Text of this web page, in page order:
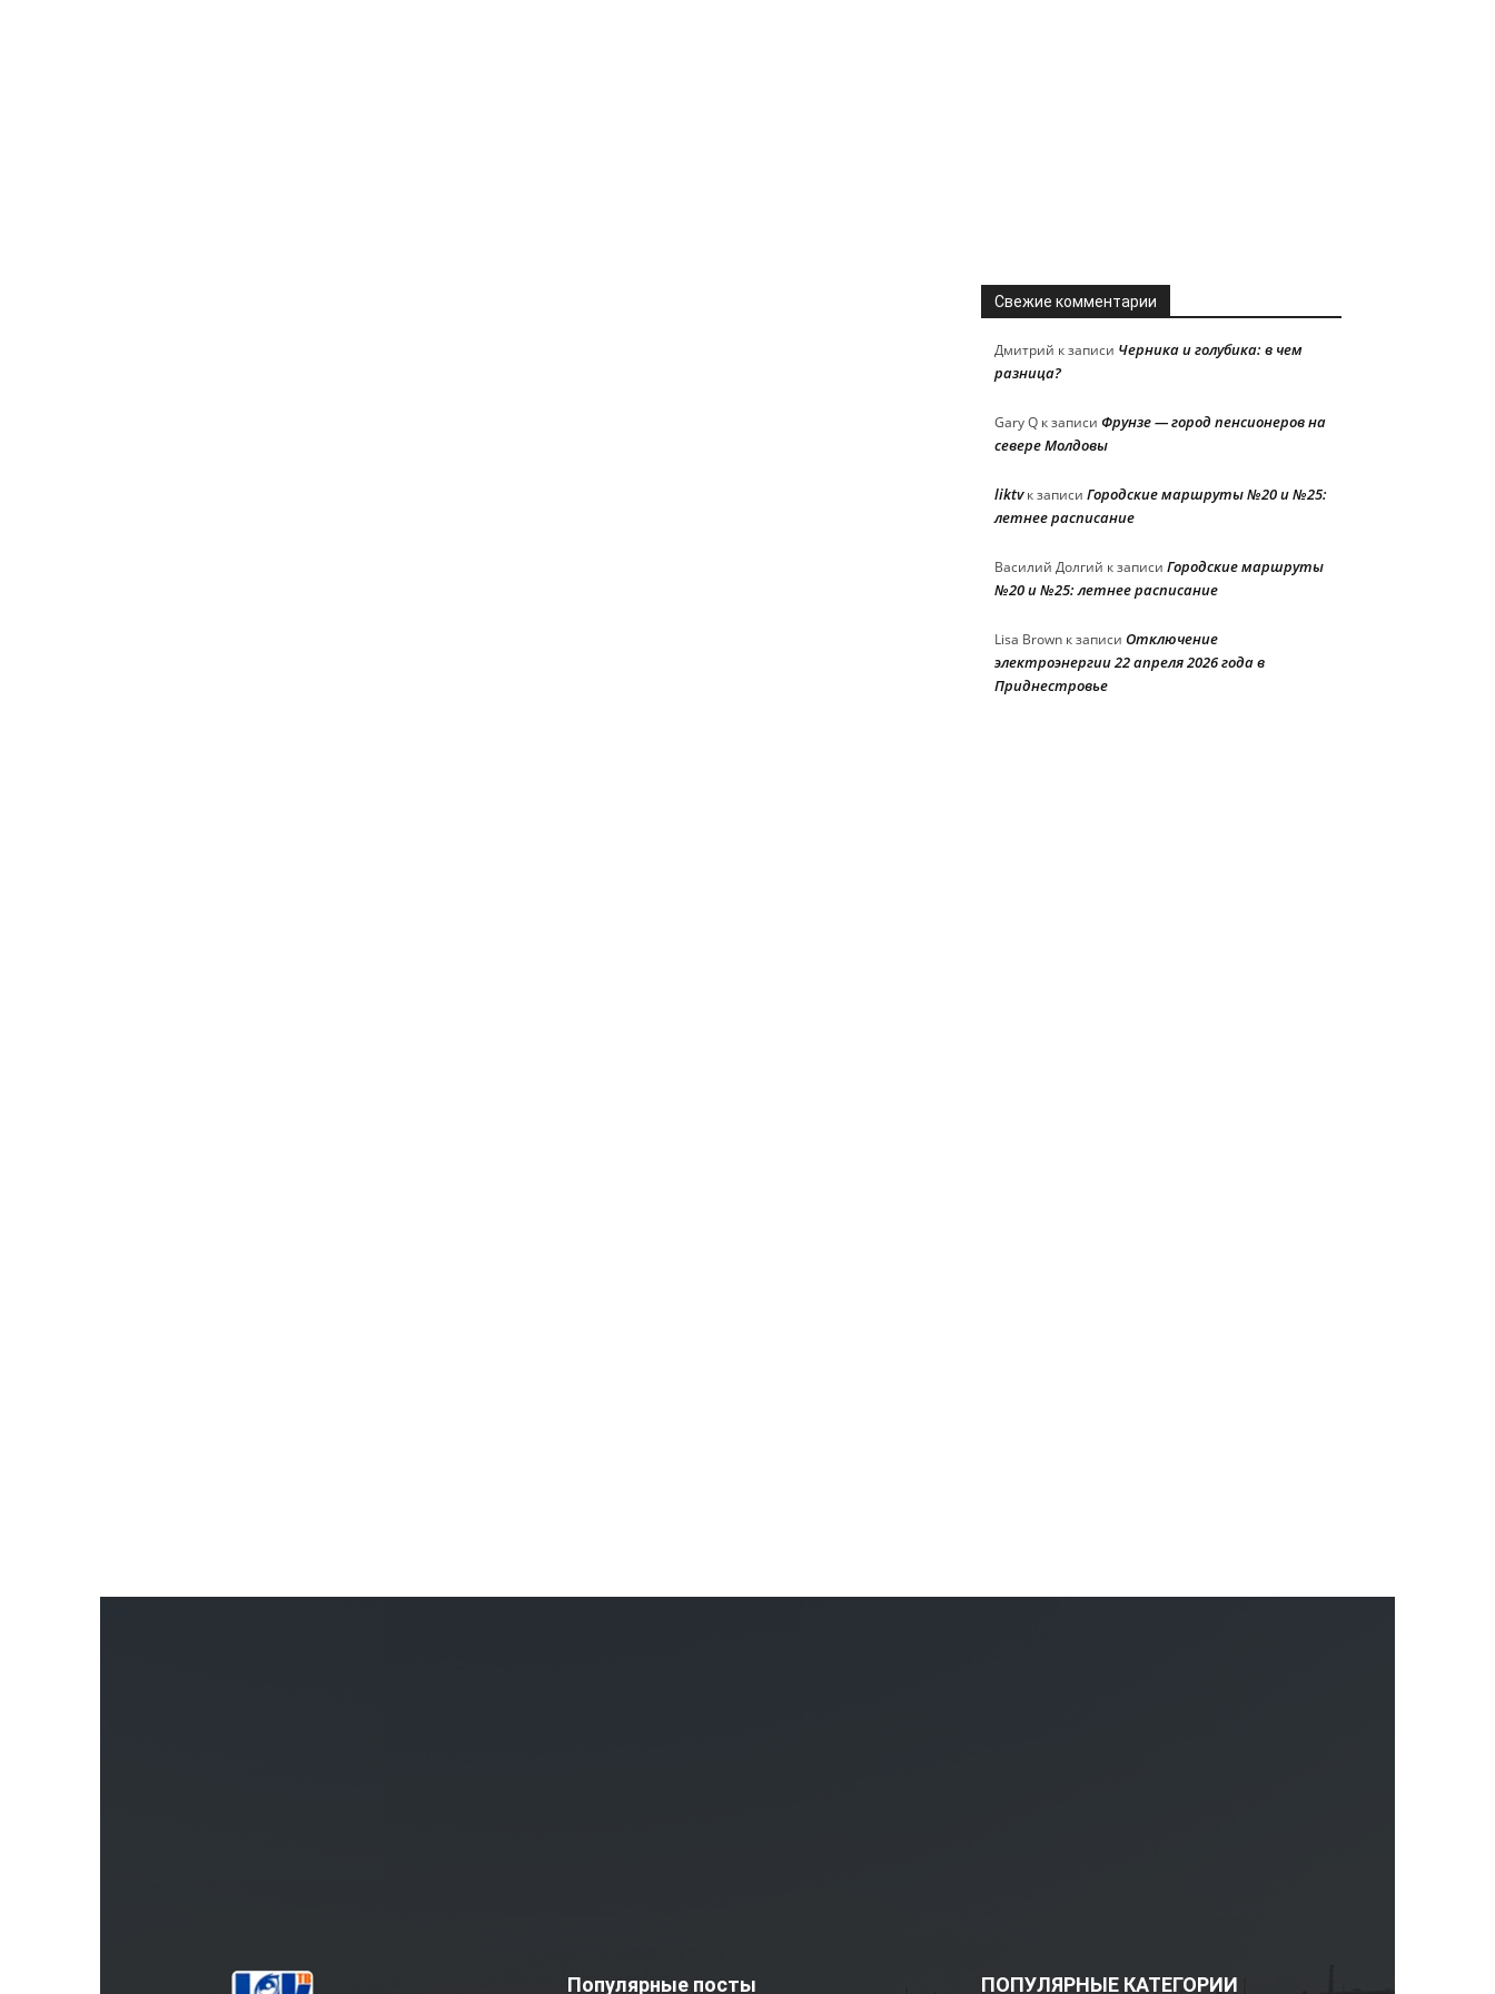
Свежие комментарии
Дмитрий к записи Черника и голубика: в чем
разница?
Gary Q к записи Фрунзе — город пенсионеров на
севере Молдовы
liktvк записи Городские маршруты №20 и №25:
летнее расписание
Василий Долгий к записи Городские маршруты
№20 и №25: летнее расписание
Lisa Brown к записи Отключение
электроэнергии 22 апреля 2026 года в
Приднестровье
Популярные посты ПОПУЛЯРНЫЕ КАТЕГОРИИ